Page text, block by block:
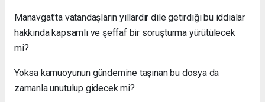
Manavgat'ta vatandaşların yıllardır dile getirdiği bu iddialar
hakkında kapsamlı ve şeffaf bir soruşturma yürütülecek
mi?
Yoksa kamuoyunun gündemine taşınan bu dosya da
zamanla unutulup gidecek mi?